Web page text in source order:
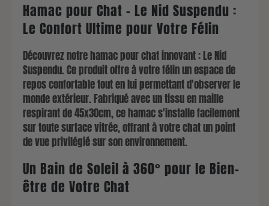
Hamac pour Chat - Le Nid Suspendu :
Le Confort Ultime pour Votre Félin
Découvrez notre hamac pour chat innovant : Le Nid
Suspendu. Ce produit offre à votre félin un espace de
repos confortable tout en lui permettant d'observer le
monde extérieur. Fabriqué avec un tissu en maille
respirant de 45x30cm, ce hamac s'installe facilement
sur toute surface vitrée, offrant à votre chat un point
de vue privilégié sur son environnement.
Un Bain de Soleil à 360° pour le Bien-
être de Votre Chat